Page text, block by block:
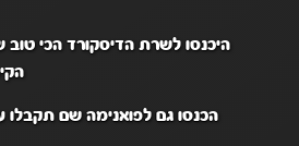
היכנסו לשרת הדיסקורד הכי
הכנסו גם לפואנימה שם תקבלו